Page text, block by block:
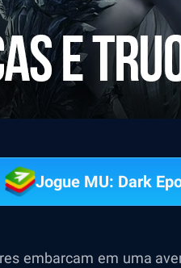
Jogue MU: Dark
embarcam em uma